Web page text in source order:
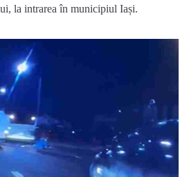
la intrarea în municipiul Iași.